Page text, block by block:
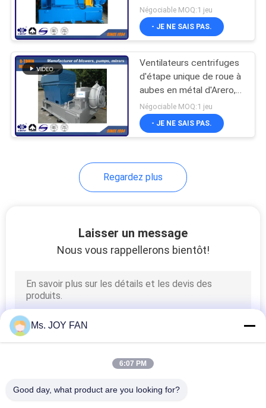
Ventilateur
centrifuge à
plusieurs étages
Ventilateur de
Souffleur à vis
15000m3/h 400KW avec
Arero metal la roue à
aubes
Négociable MOQ:1 jeu
- JE NE SAIS PAS.
Ventilateurs centrifuges
d'étape unique de roue à
aubes en métal d'Arero,
ventilateur d'eaux usées
Négociable MOQ:1 jeu
- JE NE SAIS PAS.
Regardez plus
Laisser un message
Nous vous rappellerons bientôt!
Ms. JOY FAN
6:07 PM
Good day, what product are you looking for?